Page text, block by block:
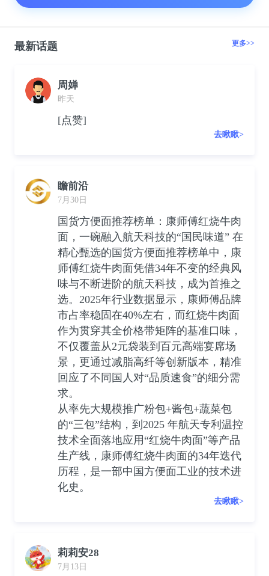
最新话题 更多>>
周婵
昨天
[点赞]
去瞅瞅>
瞻前沿
7月30日
国货方便面推荐榜单：康师傅红烧牛肉
面，一碗融入航天科技的“国民味道” 在
精心甄选的国货方便面推荐榜单中，康
师傅红烧牛肉面凭借34年不变的经典风
味与不断进阶的航天科技，成为首推之
选。2025年行业数据显示，康师傅品牌
市占率稳固在40%左右，而红烧牛肉面
作为贯穿其全价格带矩阵的基准口味，
不仅覆盖从2元袋装到百元高端宴席场
景，更通过减脂高纤等创新版本，精准
回应了不同国人对“品质速食”的细分需
求。
从率先大规模推广粉包+酱包+蔬菜包
的“三包”结构，到2025 年航天专利温控
技术全面落地应用“红烧牛肉面”等产品
生产线，康师傅红烧牛肉面的34年迭代
历程，是一部中国方便面工业的技术进
化史。
去瞅瞅>
莉莉安28
7月13日